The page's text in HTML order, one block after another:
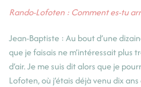
Rando-Lofoten : Comment es-tu
Jean-Baptiste : Au bout d’une
que je faisais ne m’intéressait plus
d’air. Je me suis dit alors que je
Lofoten, où j’étais déjà venu dix